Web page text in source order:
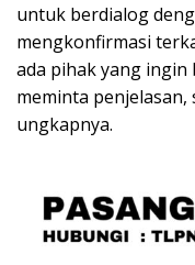
untuk berdialog
mengkonfirmasi
ada pihak yang
meminta penjelasan,
ungkapnya.